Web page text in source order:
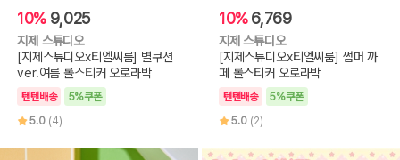
10% 9,025
지제 스튜디오
[지제스튜디오x티엘씨룸] 별쿠션
ver.여름 롤스티커 오로라박
텐텐배송
5%쿠폰
5.0 (4)
10%6,769
지제 스튜디오
[지제스튜디오x티엘씨룸] 썸머 까
페 롤스티커 오로라박
텐텐배송
5%쿠폰
5.0 (2)